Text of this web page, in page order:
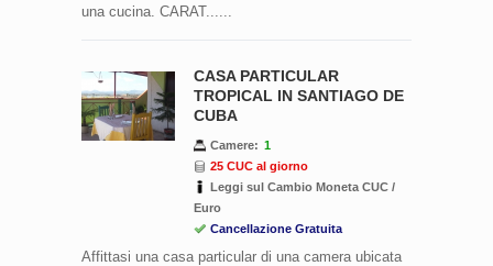
una cucina. CARAT......
CASA PARTICULAR
TROPICAL IN SANTIAGO DE
CUBA
Camere: 1
25 CUC al giorno
Leggi sul Cambio Moneta CUC /
Euro
Cancellazione Gratuita
Affittasi una casa particular di una camera ubicata